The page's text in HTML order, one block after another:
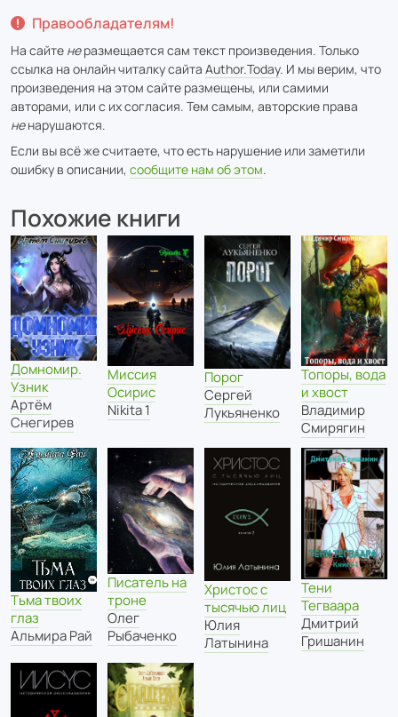
Правообладателям!
На сайте неразмещается сам текст произведения. Только
ссылка на онлайн читалку сайта Author.Today. И мы верим, что
произведения на этом сайте размещены, или самими
авторами, или с их согласия. Тем самым, авторские права
ненарушаются.
Если вы всё же считаете, что есть нарушение или заметили
ошибку в описании, сообщите нам об этом.
Похожие книги
Домномир.
Узник
Артём
Снегирев
Миссия
Осирис
Nikita 1
Порог
Сергей
Лукьяненко
Топоры, вода
и хвост
Владимир
Смирягин
Тьма твоих
глаз
Альмира Рай
Писатель на
троне
Олег
Рыбаченко
Христос с
тысячью лиц
Юлия
Латынина
Тени
Тегваара
Дмитрий
Гришанин